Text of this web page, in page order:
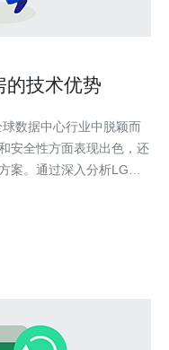
的技术优势
数据中心行业中脱颖而
安全性方面表现出色，还
案。通过深入分析LG机
尤其是推荐德讯电讯在其